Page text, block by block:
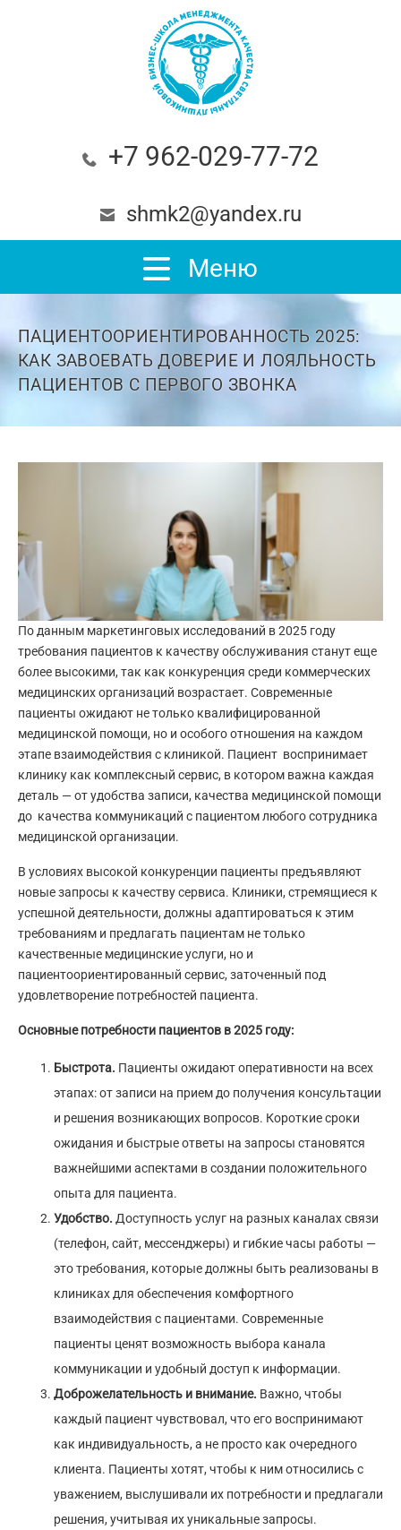
+7 962-029-77-72
shmk2@yandex.ru
Меню
ПАЦИЕНТООРИЕНТИРОВАННОСТЬ 2025:
КАК ЗАВОЕВАТЬ ДОВЕРИЕ И ЛОЯЛЬНОСТЬ
ПАЦИЕНТОВ С ПЕРВОГО ЗВОНКА
По данным маркетинговых исследований в 2025 году
требования пациентов к качеству обслуживания станут еще
более высокими, так как конкуренция среди коммерческих
медицинских организаций возрастает. Современные
пациенты ожидают не только квалифицированной
медицинской помощи, но и особого отношения на каждом
этапе взаимодействия с клиникой. Пациент воспринимает
клинику как комплексный сервис, в котором важна каждая
деталь — от удобства записи, качества медицинской помощи
до качества коммуникаций с пациентом любого сотрудника
медицинской организации.
В условиях высокой конкуренции пациенты предъявляют
новые запросы к качеству сервиса. Клиники, стремящиеся к
успешной деятельности, должны адаптироваться к этим
требованиям и предлагать пациентам не только
качественные медицинские услуги, но и
пациентоориентированный сервис, заточенный под
удовлетворение потребностей пациента.
Основные потребности пациентов в 2025 году:
Быстрота. Пациенты ожидают оперативности на всех
этапах: от записи на прием до получения консультации
и решения возникающих вопросов. Короткие сроки
ожидания и быстрые ответы на запросы становятся
важнейшими аспектами в создании положительного
опыта для пациента.
Удобство. Доступность услуг на разных каналах связи
(телефон, сайт, мессенджеры) и гибкие часы работы —
это требования, которые должны быть реализованы в
клиниках для обеспечения комфортного
взаимодействия с пациентами. Современные
пациенты ценят возможность выбора канала
коммуникации и удобный доступ к информации.
Доброжелательность и внимание. Важно, чтобы
каждый пациент чувствовал, что его воспринимают
как индивидуальность, а не просто как очередного
клиента. Пациенты хотят, чтобы к ним относились с
уважением, выслушивали их потребности и предлагали
решения, учитывая их уникальные запросы.